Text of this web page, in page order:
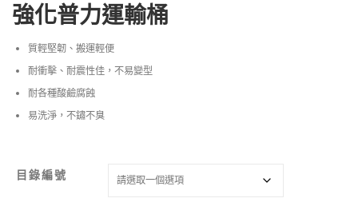
強化普力運輸桶
質輕堅韌、搬運輕便
耐衝擊、耐震性佳，不易變型
耐各種酸鹼腐蝕
易洗淨，不鏽不臭
目錄編號